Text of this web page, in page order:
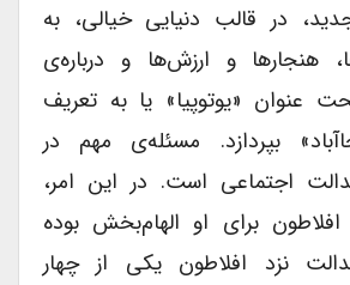
در قالب دنیایی خیالی، به
هنجارها و ارزش‌ها و درباره‌ی
عنوان «یوتوپیا» یا به تعریف
بپردازد. مسئله‌ی مهم در
اجتماعی است. در این امر،
برای او الهام‌بخش بوده
نزد افلاطون یکی از چهار